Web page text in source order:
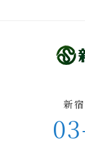
新